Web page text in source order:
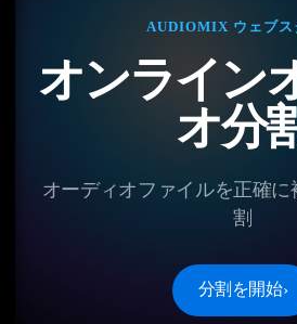
AUDIOMIX ウェブス
オンライン
オ分
オーディオファイルを正確
割
分割を開始›